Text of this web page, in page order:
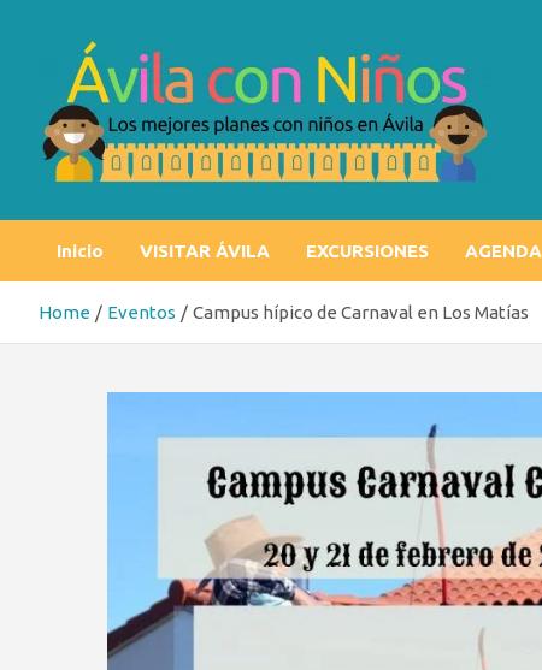
Inicio VISITAR ÁVILA EXCURSIONES AGENDA
Home Eventos Campus hípico de Carnaval en Los Matías